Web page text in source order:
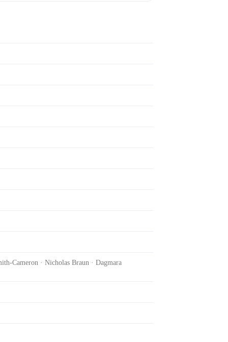
Cameron · Nicholas Braun · Dagmara